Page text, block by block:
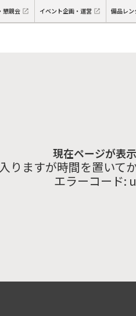
懇親会 イベント企画・運営 備品レン
現在ページが表
りますが時間を置いて
エラーコード: